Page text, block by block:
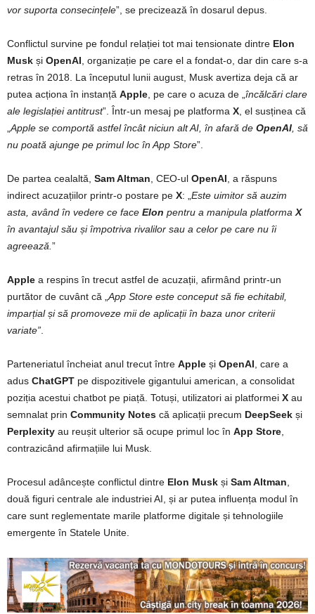
vor suporta consecințele”, se precizează în dosarul depus.
Conflictul survine pe fondul relației tot mai tensionate dintre Elon
Musk și OpenAI , organizație pe care el a fondat-o, dar din care s-a
retras în 2018. La începutul lunii august, Musk avertiza deja că ar
putea acționa în instanță Apple , pe care o acuza de „ încălcări clare
ale legislației antitrust”. Într-un mesaj pe platforma X , el susținea că
Apple se comportă astfel încât niciun alt AI, în afară de OpenAI , să
nu poată ajunge pe primul loc în App Store”.
De partea cealaltă, Sam Altman , CEO-ul OpenAI , a răspuns
indirect acuzațiilor printr-o postare pe X: „ Este uimitor să auzim
asta, având în vedere ce face Elon pentru a manipula platforma X
în avantajul său și împotriva rivalilor sau a celor pe care nu îi
agreează. ”
Apple a respins în trecut astfel de acuzații, afirmând printr-un
purtător de cuvânt că „ App Store este conceput să fie echitabil,
imparțial și să promoveze mii de aplicații în baza unor criterii
variate”
Parteneriatul încheiat anul trecut între Apple și OpenAI , care a
adus ChatGPT pe dispozitivele gigantului american, a consolidat
poziția acestui chatbot pe piață. Totuși, utilizatori ai platformei X au
semnalat prin Community Notes că aplicații precum DeepSeek și
Perplexity au reușit ulterior să ocupe primul loc în App Store
contrazicând afirmațiile lui Musk.
Procesul adâncește conflictul dintre Elon Musk și Sam Altman
două figuri centrale ale industriei AI, și ar putea influența modul în
care sunt reglementate marile platforme digitale și tehnologiile
emergente în Statele Unite.